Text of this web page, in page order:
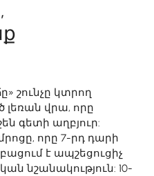
շունչը կտրող
լեռան վրա, որը
գետի աղբյուր:
որը 7-րդ դարի
է ապշեցուցիչ
նշանակություն: 10-